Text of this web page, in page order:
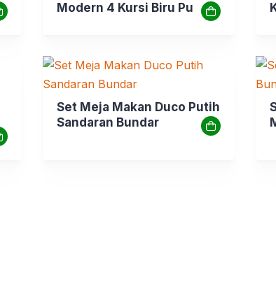
Modern 4 Kursi Biru Putih
Set Meja Makan Duco Putih
Sandaran Bundar